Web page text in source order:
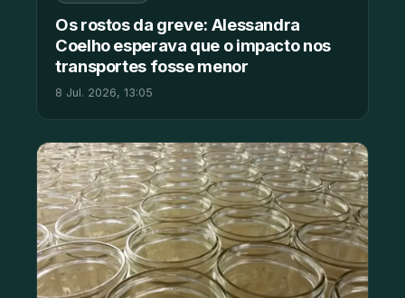
Os rostos da greve: Alessandra
Coelho esperava que o impacto nos
transportes fosse menor
8 Jul. 2026, 13:05